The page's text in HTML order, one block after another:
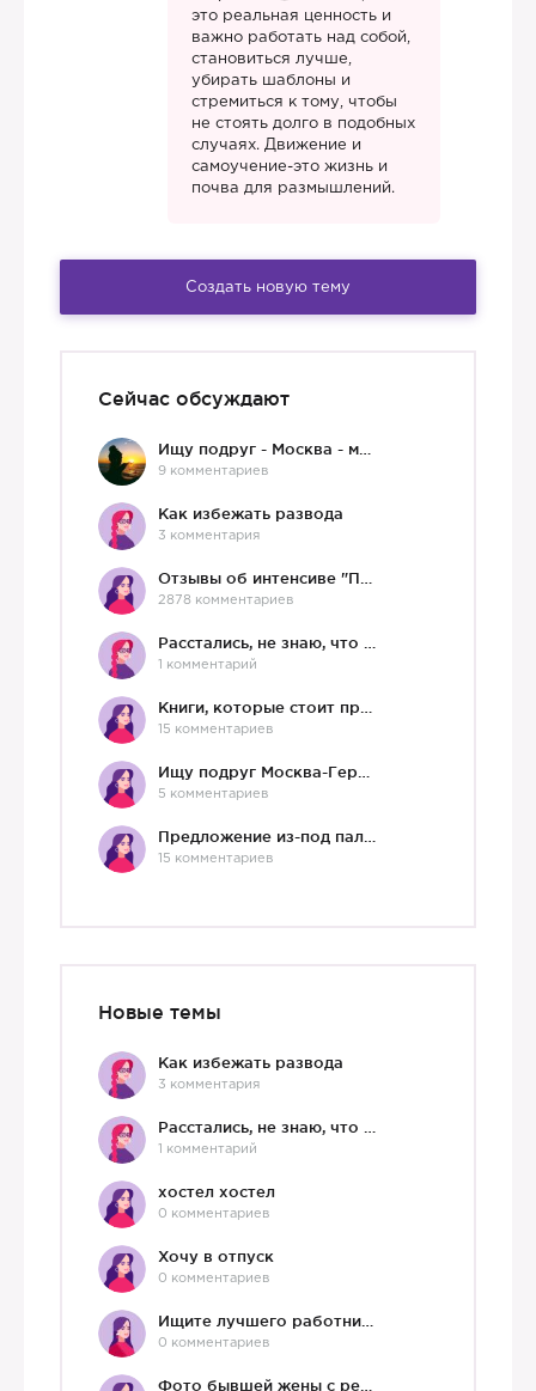
это реальная ценность и
важно работать над собой,
становиться лучше,
убирать шаблоны и
стремиться к тому, чтобы
не стоять долго в подобных
случаях. Движение и
самоучение-это жизнь и
почва для размышлений.
Создать новую тему
Сейчас обсуждают
9 комментариев
Как избежать развода
3 комментария
2878 комментариев
1 комментарий
15 комментариев
5 комментариев
15 комментариев
Новые темы
Как избежать развода
3 комментария
1 комментарий
хостел хостел
0 комментариев
Хочу в отпуск
0 комментариев
0 комментариев